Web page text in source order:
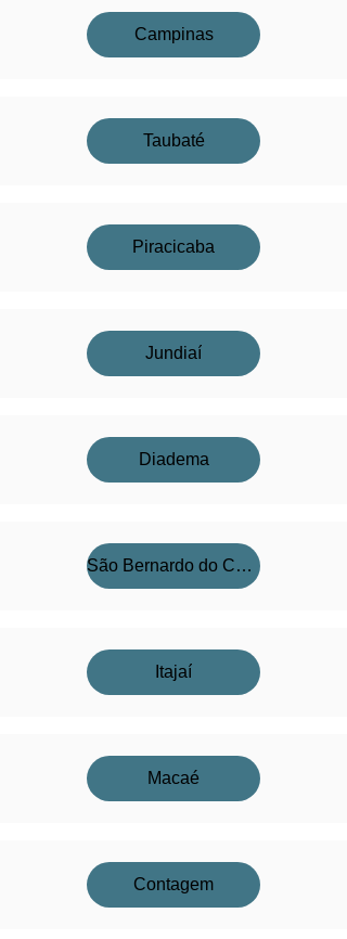
Campinas
Taubaté
Piracicaba
Jundiaí
Diadema
São Bernardo do Campo
Itajaí
Macaé
Contagem